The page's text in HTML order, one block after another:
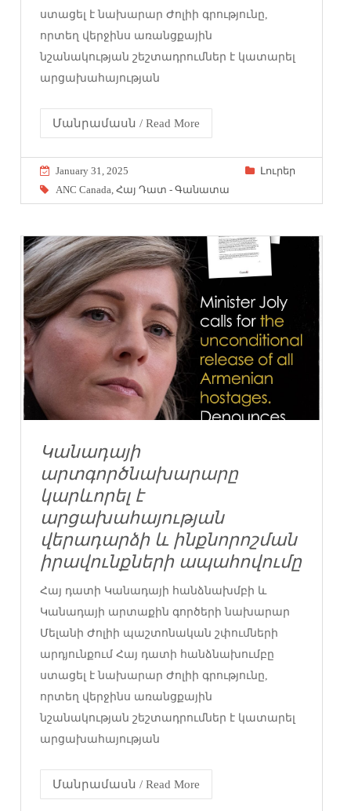
ստացել է նախարար Ժոլիի գրությունը,
որտեղ վերջինս առանցքային
նշանակության շեշտադրումներ է կատարել
արցախահայության
Մանրամասն / Read More
January 31, 2025
Լուրեր
ANC Canada ,Հայ Դատ - Գանատա
Կանադայի
արտգործնախարարը
կարևորել է
արցախահայության
վերադարձի և ինքնորոշման
իրավունքների ապահովումը
Հայ դատի Կանադայի հանձնախմբի և
Կանադայի արտաքին գործերի նախարար
Մելանի Ժոլիի պաշտոնական շփումների
արդյունքում Հայ դատի հանձնախումբը
ստացել է նախարար Ժոլիի գրությունը,
որտեղ վերջինս առանցքային
նշանակության շեշտադրումներ է կատարել
արցախահայության
Մանրամասն / Read More